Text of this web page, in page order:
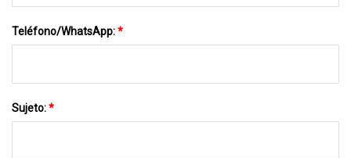
Teléfono/WhatsApp:*
Sujeto:*